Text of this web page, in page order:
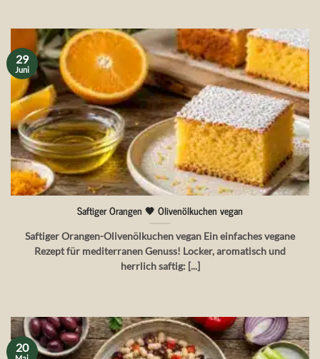
Saftiger Orangen 🧡 Olivenölkuchen vegan
Saftiger Orangen-Olivenölkuchen vegan Ein einfaches vegane
Rezept für mediterranen Genuss! Locker, aromatisch und
herrlich saftig: [...]
29
Juni
20